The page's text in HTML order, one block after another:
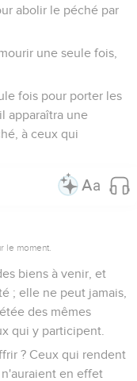
abolir le péché par
une seule fois,
fois pour porter les
apparaîtra une
à ceux qui
le moment.
biens à venir, et
; elle ne peut jamais,
des mêmes
qui y participent.
? Ceux qui rendent
en effet